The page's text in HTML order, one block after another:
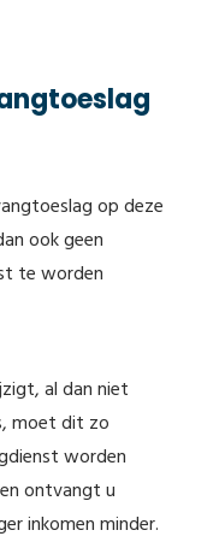
op deze
ook geen
te worden
al dan niet
moet dit zo
worden
ontvangt u
inkomen minder.